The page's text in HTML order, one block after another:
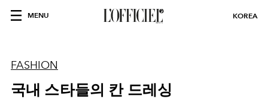
MENU KOREA
FASHION
국내 스타들의 칸 드레싱